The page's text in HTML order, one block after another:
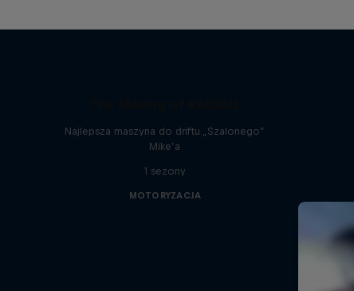
Najlepsza maszyna do driftu „Szalonego”
Mike’a
1 sezony
MOTORYZACJA